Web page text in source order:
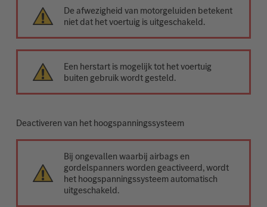
De afwezigheid van motorgeluiden betekent
niet dat het voertuig is uitgeschakeld.
Een herstart is mogelijk tot het voertuig
buiten gebruik wordt gesteld.
Deactiveren van het hoogspanningssysteem
Bij ongevallen waarbij airbags en
gordelspanners worden geactiveerd, wordt
het hoogspanningssysteem automatisch
uitgeschakeld.